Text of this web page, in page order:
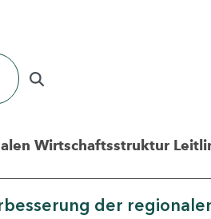
Wirtschaftsstruktur
der